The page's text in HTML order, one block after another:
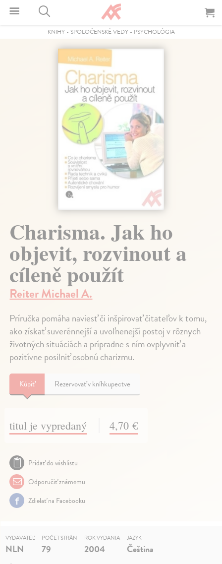
KNIHY- SPOLOČENSKÉ VEDY- PSYCHOLÓGIA
Charisma. Jak ho
objevit, rozvinout a
cíleně použít
Reiter Michael A.
Príručka pomáha naviesť či inšpirovať čitateľov k tomu,
ako získať suverénnejší a uvoľnenejší postoj v rôznych
životných situáciách a prípradne s ním ovplyvniť a
pozitívne posilniť osobnú charizmu.
Kúpiť Rezervovať v kníhkupectve
titul je vypredaný 4,70 €
Pridať do wishlistu
Odporučiť známemu
Zdielať na Facebooku
VYDAVATEĽ
NLN
POČET STRÁN
79
ROK VYDANIA
2004
JAZYK
Čeština